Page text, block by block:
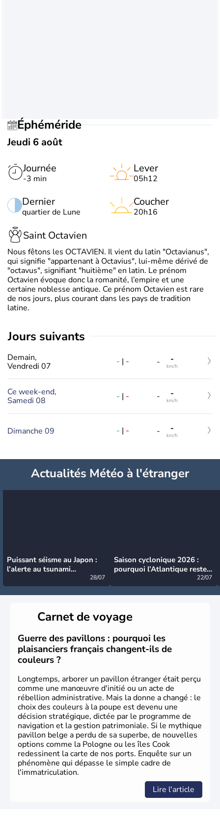
Éphéméride
Jeudi 6 août
Journée
-3 min
Dernier
quartier de Lune
Lever
05h12
Coucher
20h16
Saint Octavien
Nous fêtons les OCTAVIEN. Il vient du latin "Octavianus",
qui signifie "appartenant à Octavius", lui-même dérivé de
"octavus", signifiant "huitième" en latin. Le prénom
Octavien évoque donc la romanité, l’empire et une
certaine noblesse antique. Ce prénom Octavien est rare
de nos jours, plus courant dans les pays de tradition
latine.
jours suivants
Demain,
Vendredi 07
- | - - -
km/h
Ce week-end,
Samedi 08
- | - - -
km/h
Dimanche 09 - | - - -
km/h
Actualités Météo à l'étranger
Puissant séisme au Japon :
l’alerte au tsunami
28/07
Saison cyclonique 2026 :
pourquoi l’Atlantique reste
22/07
Carnet de voyage
Guerre des pavillons : pourquoi les
plaisanciers français changent-ils de
couleurs ?
Longtemps, arborer un pavillon étranger était perçu
comme une manœuvre d'initié ou un acte de
rébellion administrative. Mais la donne a changé : le
choix des couleurs à la poupe est devenu une
décision stratégique, dictée par le programme de
navigation et la gestion patrimoniale. Si le mythique
pavillon belge a perdu de sa superbe, de nouvelles
options comme la Pologne ou les îles Cook
redessinent la carte de nos ports. Enquête sur un
phénomène qui dépasse le simple cadre de
l'immatriculation.
Lire l'article